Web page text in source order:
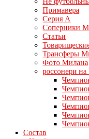
Примавера
Серия А
Соперники
Статьи
Трансферы
Фото Милана
россонери
Состав